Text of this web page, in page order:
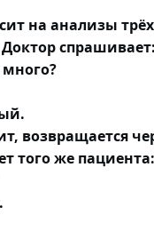
на анализы
спрашивает:
возвращается
того же пациента: